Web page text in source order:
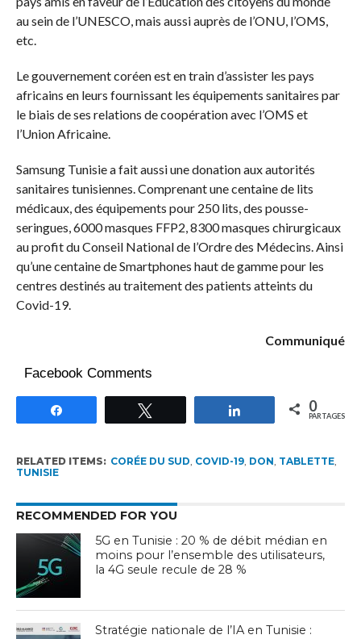
au sein de l’UNESCO, mais aussi auprès de l’ONU, l’OMS,
etc.
Le gouvernement coréen est en train d’assister les pays
africains en leurs fournissant les équipements sanitaires par
le biais de ses relations de coopération avec l’OMS et
l’Union Africaine.
Samsung Tunisie a fait aussi une donation aux autorités
sanitaires tunisiennes. Comprenant une centaine de lits
médicaux, des équipements pour 250 lits, des pousse-
seringues, 6000 masques FFP2, 8300 masques chirurgicaux
au profit du Conseil National de l’Ordre des Médecins. Ainsi
qu’une centaine de Smartphones haut de gamme pour les
centres destinés au traitement des patients atteints du
Covid-19.
Communiqué
Facebook Comments
Partagez 0
PARTAGES
RELATED ITEMS: CORÉE DU SUD, COVID-19, DON, TABLETTE,
TUNISIE
RECOMMENDED FOR YOU
5G en Tunisie : 20 % de débit médian en
moins pour l’ensemble des utilisateurs,
la 4G seule recule de 28 %
Stratégie nationale de l’IA en Tunisie :